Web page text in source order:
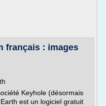
français : images
Keyhole (désormais
est un logiciel gratuit